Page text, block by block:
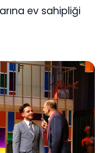
ev sahipliği